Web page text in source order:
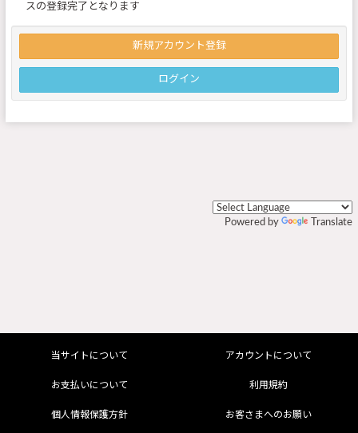
スの登録完了となります
新規アカウント登録
ログイン
Powered by Translate
当サイトについて アカウントについて
お支払いについて 利用規約
個人情報保護方針 お客さまへのお願い